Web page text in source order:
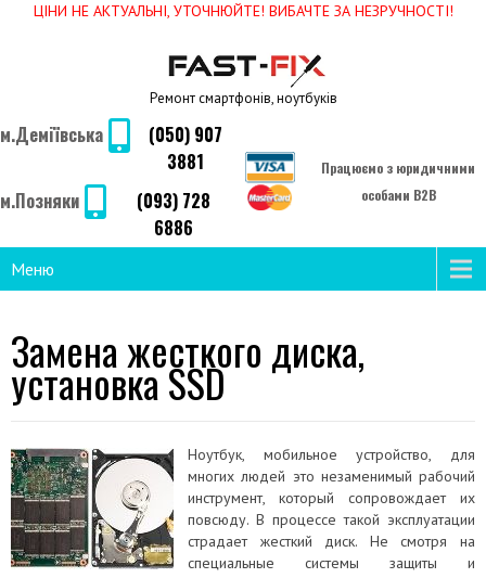
ЦІНИ НЕ АКТУАЛЬНІ, УТОЧНЮЙТЕ! ВИБАЧТЕ ЗА НЕЗРУЧНОСТІ!
Ремонт смартфонів, ноутбуків
м.Деміївська
(050) 907
3881
м.Позняки
(093) 728
6886
Працюємо з юридичними
особами B2B
Меню
Замена жесткого диска,
установка SSD
Ноутбук, мобильное устройство, для
многих людей это незаменимый рабочий
инструмент, который сопровождает их
повсюду. В процессе такой эксплуатации
страдает жесткий диск. Не смотря на
специальные системы защиты и